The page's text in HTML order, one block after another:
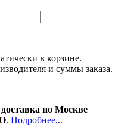
в корзине.
и суммы заказа.
доставка по Москве
. Подробнее...